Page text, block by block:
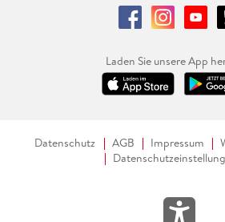
Laden Sie unsere App
Datenschutz AGB Impressum